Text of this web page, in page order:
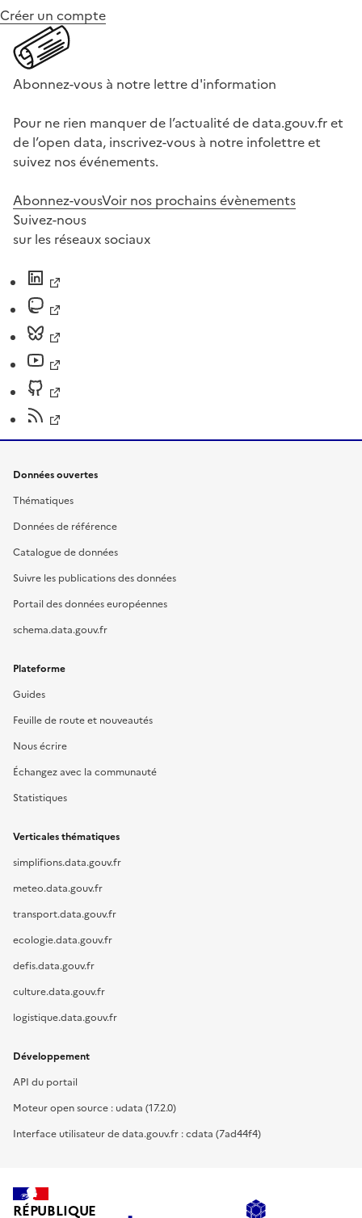
Créer un compte
Abonnez-vous à notre lettre d'information
Pour ne rien manquer de l’actualité de data.gouv.fr et
de l’open data, inscrivez-vous à notre infolettre et
suivez nos événements.
Abonnez-vousVoir nos prochains évènements
Suivez-nous
sur les réseaux sociaux
Données ouvertes
Thématiques
Données de référence
Catalogue de données
Suivre les publications des données
Portail des données européennes
schema.data.gouv.fr
Plateforme
Guides
Feuille de route et nouveautés
Nous écrire
Échangez avec la communauté
Statistiques
Verticales thématiques
simplifions.data.gouv.fr
meteo.data.gouv.fr
transport.data.gouv.fr
ecologie.data.gouv.fr
defis.data.gouv.fr
culture.data.gouv.fr
logistique.data.gouv.fr
Développement
API du portail
Moteur open source : udata (17.2.0)
Interface utilisateur de data.gouv.fr : cdata (7ad44f4)
RÉPUBLIQUE